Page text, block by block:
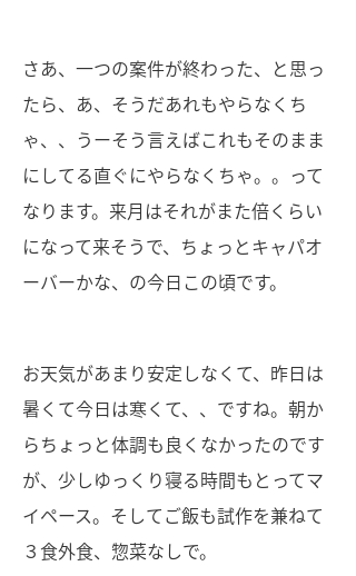
さあ、一つの案件が終わった、と思っ
たら、あ、そうだあれもやらなくち
ゃ、、うーそう言えばこれもそのまま
にしてる直ぐにやらなくちゃ。。って
なります。来月はそれがまた倍くらい
になって来そうで、ちょっとキャパオ
ーバーかな、の今日この頃です。
お天気があまり安定しなくて、昨日は
暑くて今日は寒くて、、ですね。朝か
らちょっと体調も良くなかったのです
が、少しゆっくり寝る時間もとってマ
イペース。そしてご飯も試作を兼ねて
３食外食、惣菜なしで。